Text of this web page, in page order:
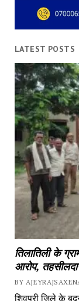
LATEST POSTS
तिलातिली के
आरोप,
BY
शिवपुरी जिले के